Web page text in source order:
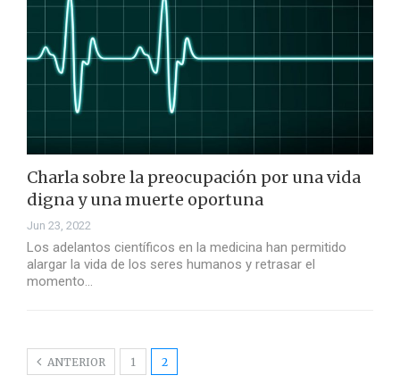
Charla sobre la preocupación por una vida
digna y una muerte oportuna
Jun 23, 2022
Los adelantos científicos en la medicina han permitido
alargar la vida de los seres humanos y retrasar el
momento…
ANTERIOR 1 2